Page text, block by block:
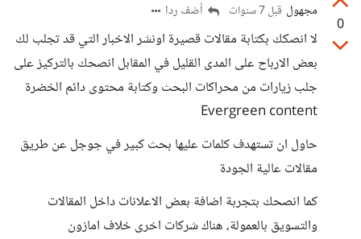
0
مجهول قبل 7 سنوات أضف ردا
لا انصكك بكتابة مقالات قصيرة اونشر الاخبار التي قد تجلب لك
بعض الارباح على المدى القليل في المقابل انصحك بالتركيز على
جلب زيارات من محراكات البحث وكتابة محتوى دائم الخضرة
Evergreen content
حاول ان تستهدف كلمات عليها بحث كبير في جوجل عن طريق
مقالات عالية الجودة
كما انصحك بتجربة اضافة بعض الاعلانات داخل المقالات
والتسويق بالعمولة، هناك شركات اخرى خلاف امازون